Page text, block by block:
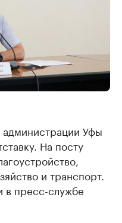
администрации Уфы
На посту
и транспорт.
пресс-службе